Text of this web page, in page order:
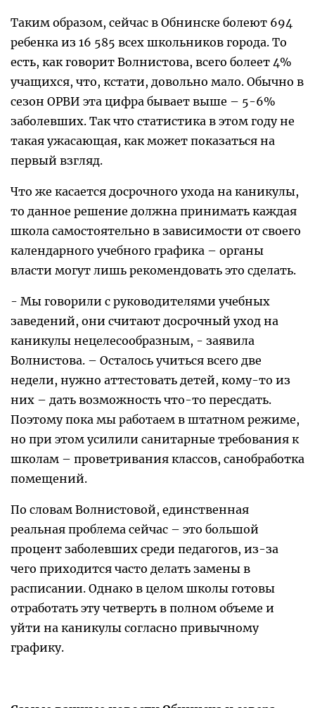
Таким образом, сейчас в Обнинске болеют 694
ребенка из 16 585 всех школьников города. То
есть, как говорит Волнистова, всего болеет 4%
учащихся, что, кстати, довольно мало. Обычно в
сезон ОРВИ эта цифра бывает выше – 5-6%
заболевших. Так что статистика в этом году не
такая ужасающая, как может показаться на
первый взгляд.
Что же касается досрочного ухода на каникулы,
то данное решение должна принимать каждая
школа самостоятельно в зависимости от своего
календарного учебного графика – органы
власти могут лишь рекомендовать это сделать.
- Мы говорили с руководителями учебных
заведений, они считают досрочный уход на
каникулы нецелесообразным, - заявила
Волнистова. – Осталось учиться всего две
недели, нужно аттестовать детей, кому-то из
них – дать возможность что-то пересдать.
Поэтому пока мы работаем в штатном режиме,
но при этом усилили санитарные требования к
школам – проветривания классов, санобработка
помещений.
По словам Волнистовой, единственная
реальная проблема сейчас – это большой
процент заболевших среди педагогов, из-за
чего приходится часто делать замены в
расписании. Однако в целом школы готовы
отработать эту четверть в полном объеме и
уйти на каникулы согласно привычному
графику.